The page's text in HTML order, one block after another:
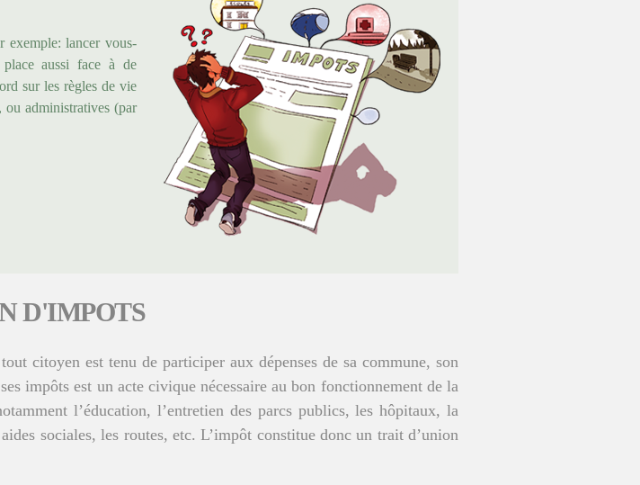
exemple: lancer vous-
aussi face à de
sur les règles de vie
ou administratives (par
D'IMPOTS
citoyen est tenu de participer aux dépenses de sa commune, son
impôts est un acte civique nécessaire au bon fonctionnement de la
l’éducation, l’entretien des parcs publics, les hôpitaux, la
sociales, les routes, etc. L’impôt constitue donc un trait d’union